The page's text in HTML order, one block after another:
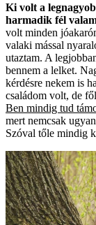
Ki volt a
harmadik fél
volt minden
valaki mással
utaztam. A
bennem a lelket.
kérdésre nekem is
családom volt, de
Ben mindig tud
mert nemcsak
Szóval tőle mindig